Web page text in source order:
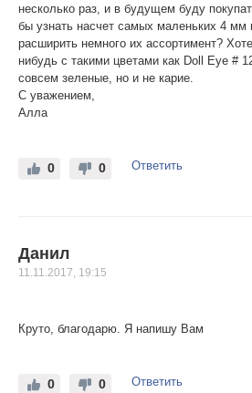
несколько раз, и в будущем буду
бы узнать насчет самых маленьких 4 мм
расширить немного их ассортимент?
нибудь с такими цветами как Doll Eye #
совсем зеленые, но и не карие.
С уважением,
Алла
0
0 Ответить
Данил
11.11.2017, 19:15
Круто, благодарю. Я напишу Вам
0
0 Ответить